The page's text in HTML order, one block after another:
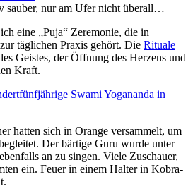
sauber, nur am Ufer nicht überall…
eine „Puja“ Zeremonie, die in
täglichen Praxis gehört. Die Rituale
Geistes, der Öffnung des Herzens und
Kraft.
hatten sich in Orange versammelt, um
Der bärtige Guru wurde unter
an zu singen. Viele Zuschauer,
ein. Feuer in einem Halter in Kobra-